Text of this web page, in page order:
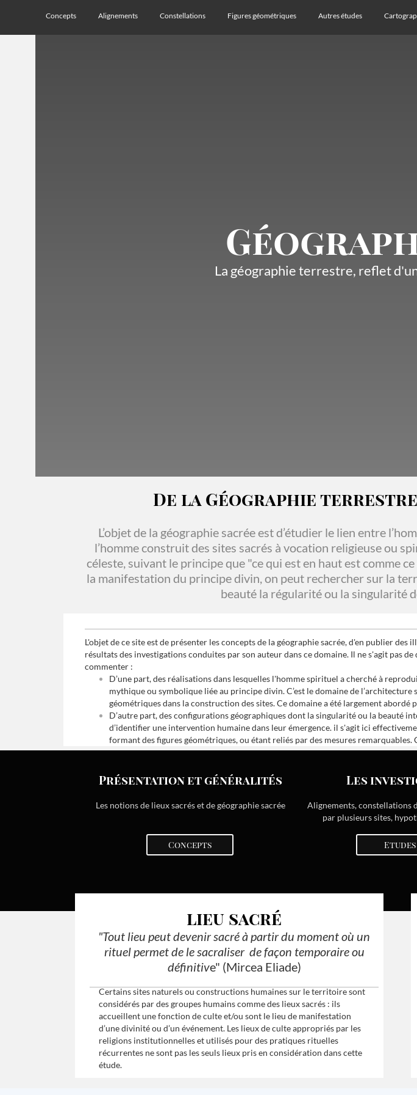
Concepts Alignements Constellations Figures géométriques Autres études
La géographie terrestre, reflet
De la Géographie
L’objet de la géographie sacrée est d’étudier le lien entre
l’homme construit des sites sacrés à vocation religieuse ou
céleste, suivant le principe que "ce qui est en haut est comme
la manifestation du principe divin, on peut rechercher sur la
beauté la régularité ou la singularité
L'objet de ce site est de présenter les concepts de la géographie sacrée, d'en publier
résultats des investigations conduites par son auteur dans ce domaine. Il ne s'agit pas
commenter :
D’une part, des réalisations dans lesquelles l'homme spirituel a cherché à
mythique ou symbolique liée au principe divin. C’est le domaine de
géométriques dans la construction des sites. Ce domaine a été largement abordé
D’autre part, des configurations géographiques dont la singularité ou la beauté
d’identifier une intervention humaine dans leur émergence. il s'agit ici
formant des figures géométriques, ou étant reliés par des mesures remarquables.
Les
Alignements, constellations
par plusieurs sites,
Présentation et généralités
Les notions de lieux sacrés et de géographie sacrée
Concepts Etudes
lieu sacré
"Tout lieu peut devenir sacré à partir du moment où un
rituel permet de le sacraliser de façon temporaire ou
définitive" (Mircea Eliade)
Certains sites naturels ou constructions humaines sur le territoire sont
considérés par des groupes humains comme des lieux sacrés : ils
accueillent une fonction de culte et/ou sont le lieu de manifestation
d’une divinité ou d’un événement. Les lieux de culte appropriés par les
religions institutionnelles et utilisés pour des pratiques rituelles
récurrentes ne sont pas les seuls lieux pris en considération dans cette
étude.